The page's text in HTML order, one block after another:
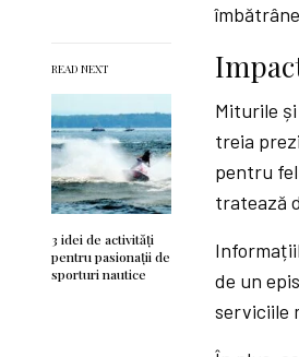
READ NEXT
3 idei de activități
pentru pasionații de
sporturi nautice
Miturile
treia
pentru
tratează
de un
serviciile